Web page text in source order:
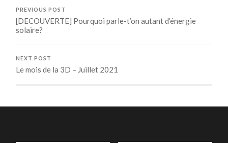
PREVIOUS POST
[DECOUVERTE] Pourquoi parle-t’on autant d’énergie
solaire?
NEXT POST
Le mois de la 3D – Juillet 2021